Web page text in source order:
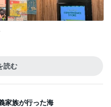
読む
家族が行った海